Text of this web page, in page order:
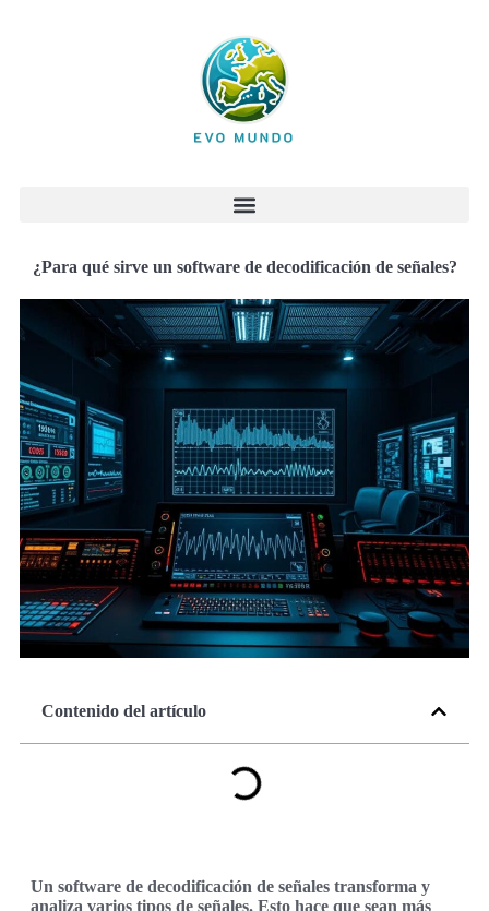
¿Para qué sirve un software de decodificación de señales?
Contenido del artículo
Un software de decodificación de señales transforma y
analiza varios tipos de señales. Esto hace que sean más